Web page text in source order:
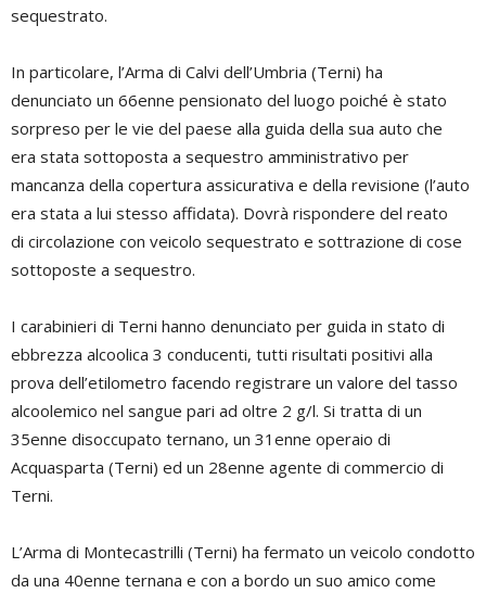
sequestrato.
In particolare, l’Arma di Calvi dell’Umbria (Terni) ha
denunciato un 66enne pensionato del luogo poiché è stato
sorpreso per le vie del paese alla guida della sua auto che
era stata sottoposta a sequestro amministrativo per
mancanza della copertura assicurativa e della revisione (l’auto
era stata a lui stesso affidata). Dovrà rispondere del reato
di circolazione con veicolo sequestrato e sottrazione di cose
sottoposte a sequestro.
I carabinieri di Terni hanno denunciato per guida in stato di
ebbrezza alcoolica 3 conducenti, tutti risultati positivi alla
prova dell’etilometro facendo registrare un valore del tasso
alcoolemico nel sangue pari ad oltre 2 g/l. Si tratta di un
35enne disoccupato ternano, un 31enne operaio di
Acquasparta (Terni) ed un 28enne agente di commercio di
Terni.
L’Arma di Montecastrilli (Terni) ha fermato un veicolo condotto
da una 40enne ternana e con a bordo un suo amico come